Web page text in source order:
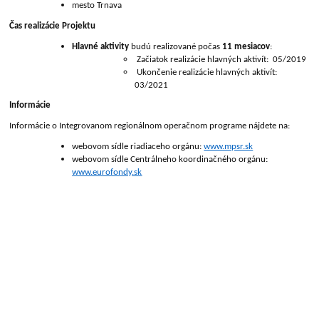
mesto Trnava
Čas realizácie Projektu
Hlavné aktivity budú realizované počas 11 mesiacov:
Začiatok realizácie hlavných aktivít: 05/2019
Ukončenie realizácie hlavných aktivít:
03/2021
Informácie
Informácie o Integrovanom regionálnom operačnom programe nájdete na:
webovom sídle riadiaceho orgánu:www.mpsr.sk
webovom sídle Centrálneho koordinačného orgánu:
www.eurofondy.sk